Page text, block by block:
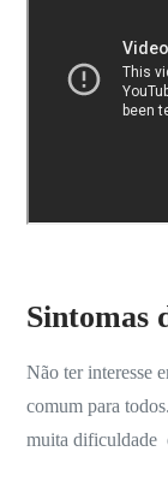
Sintomas
Não ter interesse
comum para
muita dificuldade